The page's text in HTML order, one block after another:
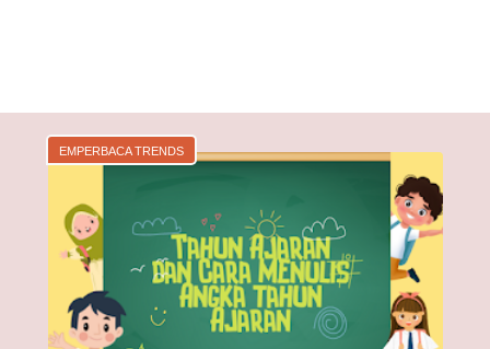
EMPERBACA TRENDS